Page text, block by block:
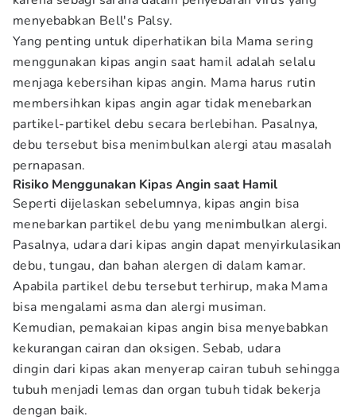
menyebabkan Bell's Palsy.
Yang penting untuk diperhatikan bila Mama sering
menggunakan kipas angin saat hamil adalah selalu
menjaga kebersihan kipas angin. Mama harus rutin
membersihkan kipas angin agar tidak menebarkan
partikel-partikel debu secara berlebihan. Pasalnya,
debu tersebut bisa menimbulkan alergi atau masalah
pernapasan.
Risiko Menggunakan Kipas Angin saat Hamil
Seperti dijelaskan sebelumnya, kipas angin bisa
menebarkan partikel debu yang menimbulkan alergi.
Pasalnya, udara dari kipas angin dapat menyirkulasikan
debu, tungau, dan bahan alergen di dalam kamar.
Apabila partikel debu tersebut terhirup, maka Mama
bisa mengalami asma dan alergi musiman.
Kemudian, pemakaian kipas angin bisa menyebabkan
kekurangan cairan dan oksigen. Sebab, udara
dingin dari kipas akan menyerap cairan tubuh sehingga
tubuh menjadi lemas dan organ tubuh tidak bekerja
dengan baik.